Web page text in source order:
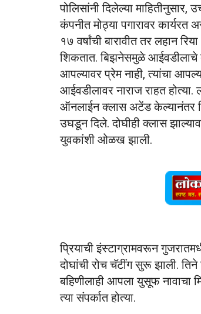
पोलिसांनी दिलेल्या माहितीनुसार,
कंपनीत मोठ्या पगारावर कार्यरत
१७ वर्षांची बारावीत तर लहान
शिकतात. बिझनेसमुळे आईवडीलाचे
आपल्यावर प्रेम नाही, त्यांचा
आईवडीलावर नाराज राहत
ऑनलाईन क्लास अटेंड केल्यानंतर
उघडून दिले. दोघीही क्लास
युवकांशी ओळख झाली.
प्रियाची इंस्टाग्रामवरून
दोघांची रोच चॅटींग सुरू झाली.
बहिणीलाही आपला युसूफ नावाचा
त्या संपर्कात होत्या.